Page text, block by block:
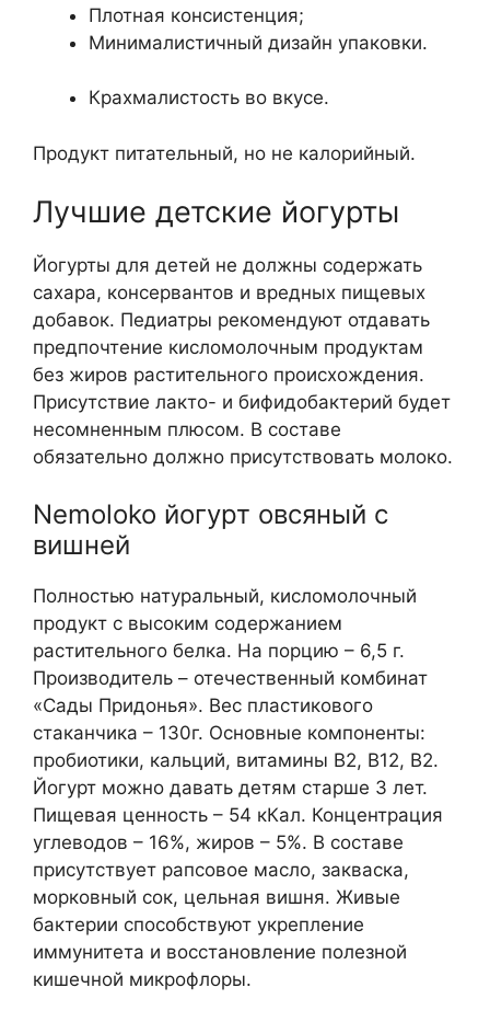
Плотная консистенция;
Минималистичный дизайн упаковки.
Крахмалистость во вкусе.
Продукт питательный, но не калорийный.
Лучшие детские йогурты
Йогурты для детей не должны содержать
сахара, консервантов и вредных пищевых
добавок. Педиатры рекомендуют отдавать
предпочтение кисломолочным продуктам
без жиров растительного происхождения.
Присутствие лакто- и бифидобактерий будет
несомненным плюсом. В составе
обязательно должно присутствовать молоко.
Nemoloko йогурт овсяный с
вишней
Полностью натуральный, кисломолочный
продукт с высоким содержанием
растительного белка. На порцию – 6,5 г.
Производитель – отечественный комбинат
«Сады Придонья». Вес пластикового
стаканчика – 130г. Основные компоненты:
пробиотики, кальций, витамины B2, B12, B2.
Йогурт можно давать детям старше 3 лет.
Пищевая ценность – 54 кКал. Концентрация
углеводов – 16%, жиров – 5%. В составе
присутствует рапсовое масло, закваска,
морковный сок, цельная вишня. Живые
бактерии способствуют укрепление
иммунитета и восстановление полезной
кишечной микрофлоры.